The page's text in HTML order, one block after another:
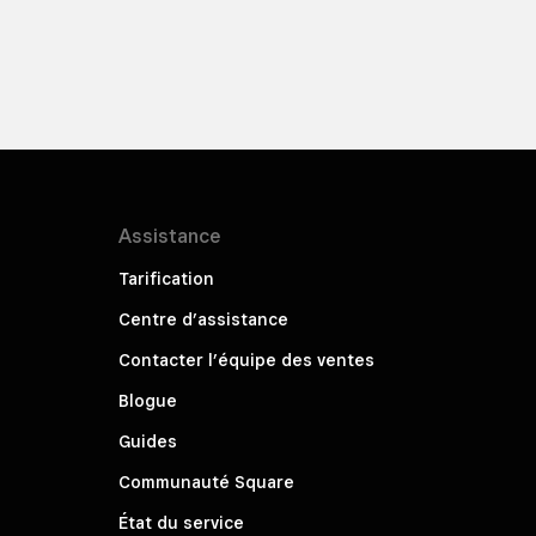
Assistance
Tarification
Centre d’assistance
Contacter l’équipe des ventes
Blogue
Guides
Communauté Square
État du service